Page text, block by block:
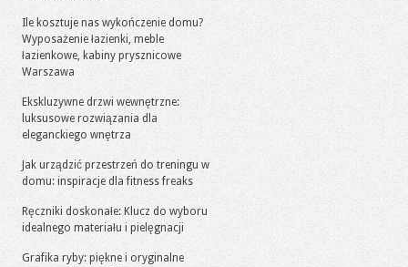
Ile kosztuje nas wykończenie domu?
Wyposażenie łazienki, meble
łazienkowe, kabiny prysznicowe
Warszawa
Ekskluzywne drzwi wewnętrzne:
luksusowe rozwiązania dla
eleganckiego wnętrza
Jak urządzić przestrzeń do treningu w
domu: inspiracje dla fitness freaks
Ręczniki doskonałe: Klucz do wyboru
idealnego materiału i pielęgnacji
Grafika ryby: piękne i oryginalne